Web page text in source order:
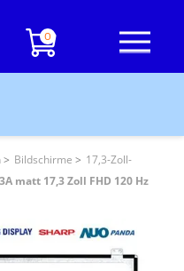
0
Bildschirme
17,3-Zoll-
matt 17,3 Zoll FHD 120 Hz